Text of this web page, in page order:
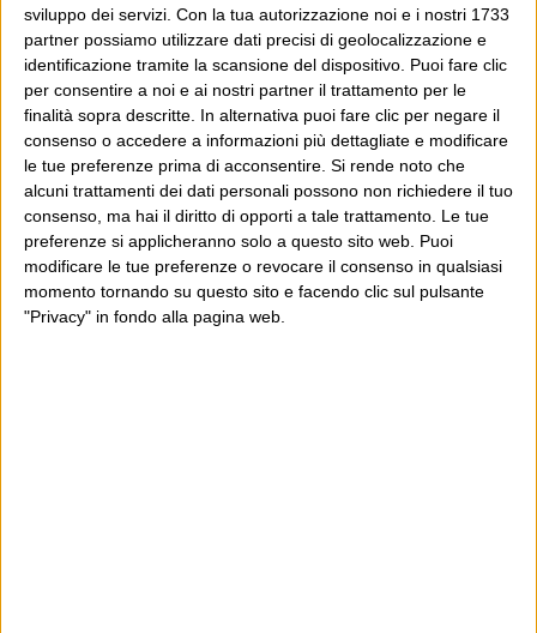
sviluppo dei servizi. Con la tua autorizzazione noi e i nostri 1733
partner possiamo utilizzare dati precisi di geolocalizzazione e
identificazione tramite la scansione del dispositivo. Puoi fare clic
per consentire a noi e ai nostri partner il trattamento per le
finalità sopra descritte. In alternativa puoi fare clic per negare il
consenso o accedere a informazioni più dettagliate e modificare
le tue preferenze prima di acconsentire. Si rende noto che
alcuni trattamenti dei dati personali possono non richiedere il tuo
consenso, ma hai il diritto di opporti a tale trattamento. Le tue
preferenze si applicheranno solo a questo sito web. Puoi
modificare le tue preferenze o revocare il consenso in qualsiasi
momento tornando su questo sito e facendo clic sul pulsante
"Privacy" in fondo alla pagina web.
POST PRECEDENTE
Non pensate a quale partito,
pensate a quale blog
POST SUCCESSIVO
Siamo delle teste di sostantivi
sessuali
E per i regali di Natale